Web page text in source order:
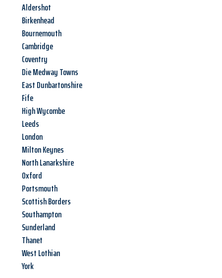
Aldershot
Birkenhead
Bournemouth
Cambridge
Coventry
Die Medway Towns
East Dunbartonshire
Fife
High Wycombe
Leeds
London
Milton Keynes
North Lanarkshire
Oxford
Portsmouth
Scottish Borders
Southampton
Sunderland
Thanet
West Lothian
York